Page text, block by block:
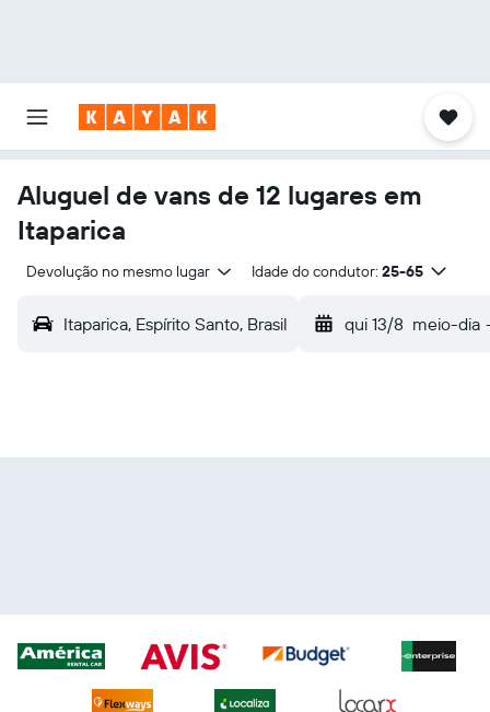
Aluguel de vans de 12 lugares em
Itaparica
Devolução no mesmo lugar Idade do condutor: 25-65
Itaparica, Espírito Santo, Brasil qui 13/8 meio-dia